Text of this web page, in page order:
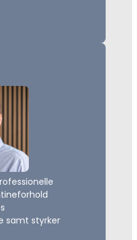
samt styrker